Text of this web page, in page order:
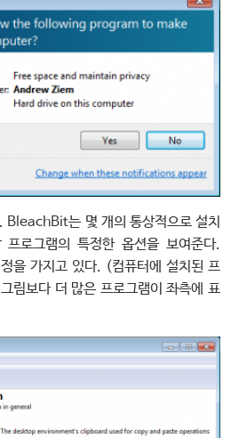
는 몇 개의 통상적으로 설치
로그램의 특정한 옵션을 보여준다.
을 가지고 있다. (컴퓨터에 설치된 프
림보다 더 많은 프로그램이 좌측에 표